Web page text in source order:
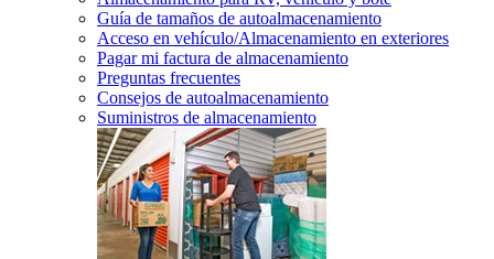
Guía de tamaños de autoalmacenamiento
Acceso en vehículo/Almacenamiento en exteriores
Pagar mi factura de almacenamiento
Preguntas frecuentes
Consejos de autoalmacenamiento
Suministros de almacenamiento